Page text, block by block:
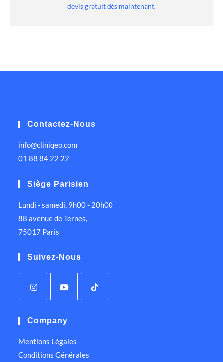
devis gratuit dès maintenant.
Contactez-Nous
info@cliniqeo.com
01 88 84 22 22
Siège Parisien
Lundi - samedi, 9h00 - 20h00
88 avenue de Ternes,
75017 Paris
Suivez-Nous
Company
Mentions Légales
Conditions Générales